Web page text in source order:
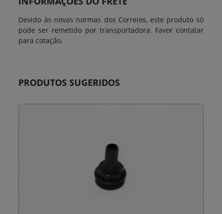
Devido às novas normas dos Correios, este produto só
pode ser remetido por transportadora. Favor contatar
para cotação.
PRODUTOS SUGERIDOS